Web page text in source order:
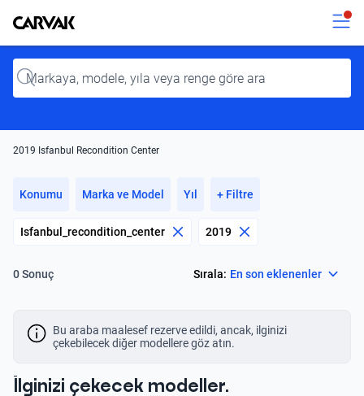
Kavak
Input
2019 Isfanbul Recondition Center
Konumu Marka ve Model Yıl + Filtre
Isfanbul_recondition_center 2019
0 Sonuç Sırala: En son eklenenler
Bu araba maalesef rezerve edildi, ancak, ilginizi
çekebilecek diğer modellere göz atın.
İlginizi çekecek modeller.